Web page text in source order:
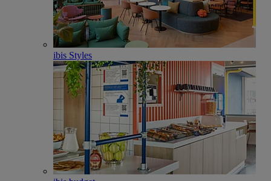
ibis Styles